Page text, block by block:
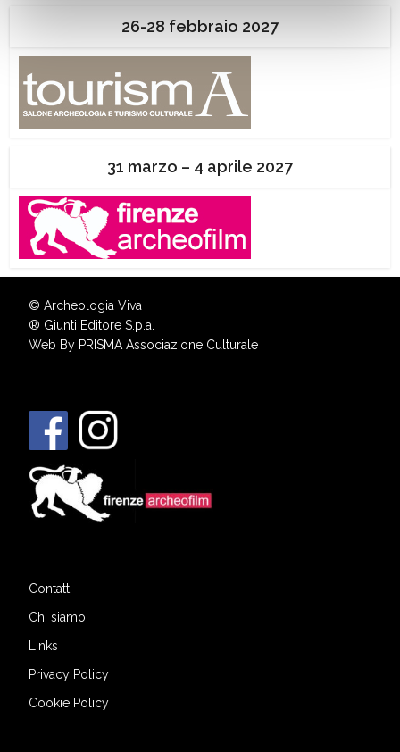
26-28 febbraio 2027
31 marzo – 4 aprile 2027
© Archeologia Viva
® Giunti Editore S.p.a.
Web By PRISMA Associazione Culturale
Contatti
Chi siamo
Links
Privacy Policy
Cookie Policy